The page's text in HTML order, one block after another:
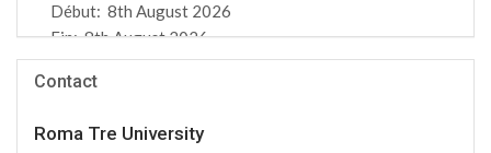
Début: 8th August 2026
Fin:8th August 2026
for Terrorist Purposes
Contact
Roma Tre University